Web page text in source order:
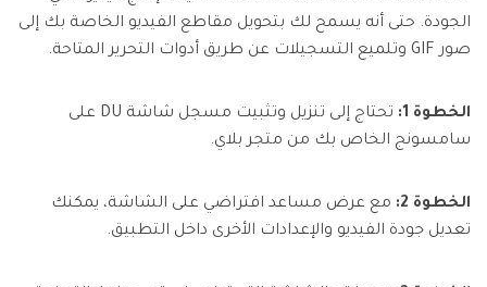
الجودة. حتى أنه يسمح لك بتحويل مقاطع الفيديو الخاصة بك إلى
صور GIF وتلميع التسجيلات عن طريق أدوات التحرير المتاحة.
الخطوة 1:
تحتاج إلى تنزيل وتثبيت مسجل شاشة DU على
سامسونج الخاص بك من متجر بلاي.
الخطوة 2:
مع عرض مساعد افتراضي على الشاشة، يمكنك
تعديل جودة الفيديو والإعدادات الأخرى داخل التطبيق.